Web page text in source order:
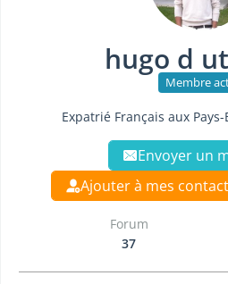
hugo d
Membre
Expatrié Français aux Pays-
Envoyer un
Ajouter à mes
Forum
37